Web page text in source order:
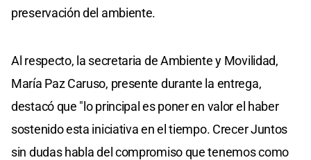
preservación del ambiente.
Al respecto, la secretaria de Ambiente y Movilidad,
María Paz Caruso, presente durante la entrega,
destacó que "lo principal es poner en valor el haber
sostenido esta iniciativa en el tiempo. Crecer Juntos
sin dudas habla del compromiso que tenemos como